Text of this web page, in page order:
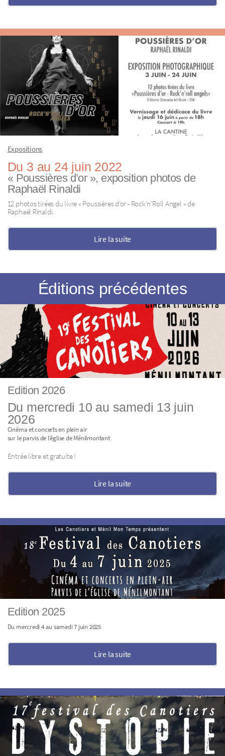
Expositions
Du 3 au 24 juin 2022
« Poussières d’or », exposition photos de
Raphaël Rinaldi
12 photos tirées du livre « Poussières d’or - Rock’n’Roll Angel » de
Raphaël Rinaldi.
Lire la suite
Éditions précédentes
Edition 2026
Du mercredi 10 au samedi 13 juin
2026
Cinéma et concerts en plein air
sur le parvis de l’église de Ménilmontant
Entrée libre et gratuite !
Lire la suite
Edition 2025
Du mercredi 4 au samedi 7 juin 2025
Lire la suite